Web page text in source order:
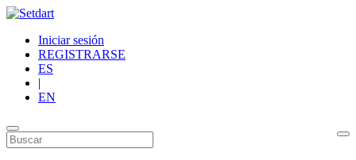
Iniciar sesión
REGISTRARSE
ES
|
EN